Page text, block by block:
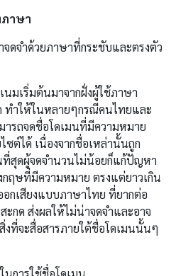
ภาษา
ดจำด้วยภาษาที่กระชับและตรงตัว
นมเริ่มต้นมาจากฝั่งผู้ใช้ภาษา
ทำให้ในหลายๆกรณีคนไทยและ
รถจดชื่อโดเมนที่มีความหมาย
ซต์ได้ เนื่องจากชื่อเหล่านั้นถูก
ที่สุดผู้จดจำนวนไม่น้อยก็แก้ปัญหา
กฤษที่มีความหมาย ตรงแต่ยาวเกิน
กเสียงแบบภาษาไทย ที่ยากต่อ
ะกด ส่งผลให้ไม่น่าจดจำและอาจ
ที่จะสื่อสารภายใต้ชื่อโดเมนนั้นๆ